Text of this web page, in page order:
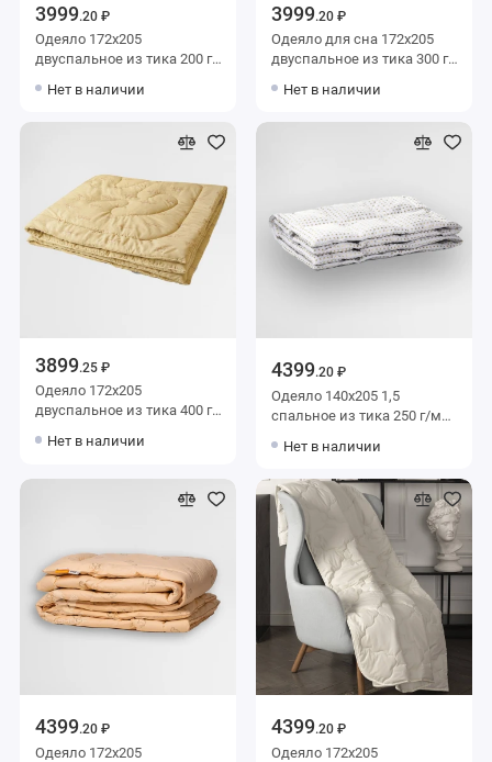
3999.20 ₽
Одеяло 172х205
двуспальное из тика 200 г/
BELASHOFF
Нет в наличии
3999.20 ₽
Одеяло для сна 172х205
двуспальное из тика 300 г/
силиконизированное
волокно AlViTek
Нет в наличии
3899.25 ₽
Одеяло 172х205
двуспальное из тика 400 г/
Нет в наличии
4399.20 ₽
Одеяло 140х205 1,5
спальное из тика 250 г/м2
BELASHOFF
Нет в наличии
4399.20 ₽
Одеяло 172х205
4399.20 ₽
Одеяло 172х205